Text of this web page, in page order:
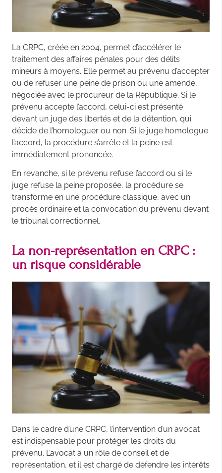
La CRPC, créée en 2004, permet d’accélérer le
traitement des affaires pénales pour des délits
mineurs à moyens. Elle permet au prévenu d’accepter
ou de refuser une peine de prison ou une amende,
négociée avec le procureur de la République. Si le
prévenu accepte l’accord, celui-ci est présenté
devant un juge des libertés et de la détention, qui
décide de l’homologuer ou non. Si le juge homologue
l’accord, la procédure s’arrête et la peine est
immédiatement prononcée.
En revanche, si le prévenu refuse l’accord ou si le
juge refuse la peine proposée, la procédure se
transforme en une procédure classique, avec un
procès ordinaire et la convocation du prévenu devant
le tribunal correctionnel.
La non-représentation en CRPC :
un risque considérable
Dans le cadre d’une CRPC, l’intervention d’un avocat
est indispensable pour protéger les droits du
prévenu. L’avocat a un rôle de conseil et de
représentation, et il est chargé de défendre les intérêts